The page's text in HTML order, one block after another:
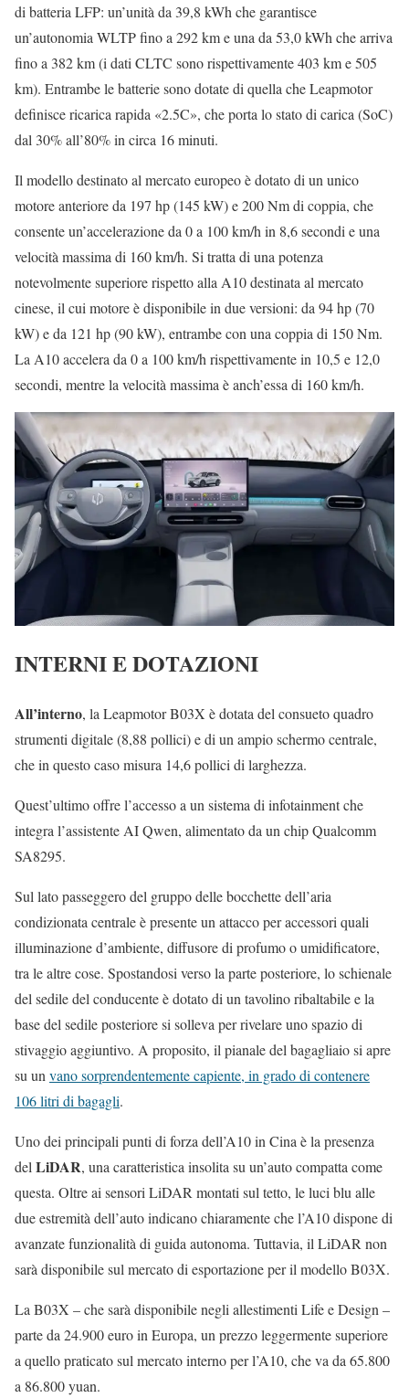
di batteria LFP: un’unità da 39,8 kWh che garantisce
un’autonomia WLTP fino a 292 km e una da 53,0 kWh che arriva
fino a 382 km (i dati CLTC sono rispettivamente 403 km e 505
km). Entrambe le batterie sono dotate di quella che Leapmotor
definisce ricarica rapida «2.5C», che porta lo stato di carica (SoC)
dal 30% all’80% in circa 16 minuti.
Il modello destinato al mercato europeo è dotato di un unico
motore anteriore da 197 hp (145 kW) e 200 Nm di coppia, che
consente un’accelerazione da 0 a 100 km/h in 8,6 secondi e una
velocità massima di 160 km/h. Si tratta di una potenza
notevolmente superiore rispetto alla A10 destinata al mercato
cinese, il cui motore è disponibile in due versioni: da 94 hp (70
kW) e da 121 hp (90 kW), entrambe con una coppia di 150 Nm.
La A10 accelera da 0 a 100 km/h rispettivamente in 10,5 e 12,0
secondi, mentre la velocità massima è anch’essa di 160 km/h.
INTERNI E DOTAZIONI
All’interno, la Leapmotor B03X è dotata del consueto quadro
strumenti digitale (8,88 pollici) e di un ampio schermo centrale,
che in questo caso misura 14,6 pollici di larghezza.
Quest’ultimo offre l’accesso a un sistema di infotainment che
integra l’assistente AI Qwen, alimentato da un chip Qualcomm
SA8295.
Sul lato passeggero del gruppo delle bocchette dell’aria
condizionata centrale è presente un attacco per accessori quali
illuminazione d’ambiente, diffusore di profumo o umidificatore,
tra le altre cose. Spostandosi verso la parte posteriore, lo schienale
del sedile del conducente è dotato di un tavolino ribaltabile e la
base del sedile posteriore si solleva per rivelare uno spazio di
stivaggio aggiuntivo. A proposito, il pianale del bagagliaio si apre
su un vano sorprendentemente capiente, in grado di contenere
106 litri di bagagli.
Uno dei principali punti di forza dell’A10 in Cina è la presenza
del LiDAR, una caratteristica insolita su un’auto compatta come
questa. Oltre ai sensori LiDAR montati sul tetto, le luci blu alle
due estremità dell’auto indicano chiaramente che l’A10 dispone di
avanzate funzionalità di guida autonoma. Tuttavia, il LiDAR non
sarà disponibile sul mercato di esportazione per il modello B03X.
La B03X – che sarà disponibile negli allestimenti Life e Design –
parte da 24.900 euro in Europa, un prezzo leggermente superiore
a quello praticato sul mercato interno per l’A10, che va da 65.800
a 86.800 yuan.